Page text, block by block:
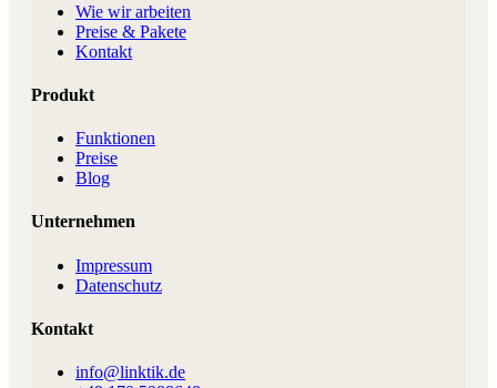
Wie wir arbeiten
Preise & Pakete
Kontakt
Produkt
Funktionen
Preise
Blog
Unternehmen
Impressum
Datenschutz
Kontakt
info@linktik.de